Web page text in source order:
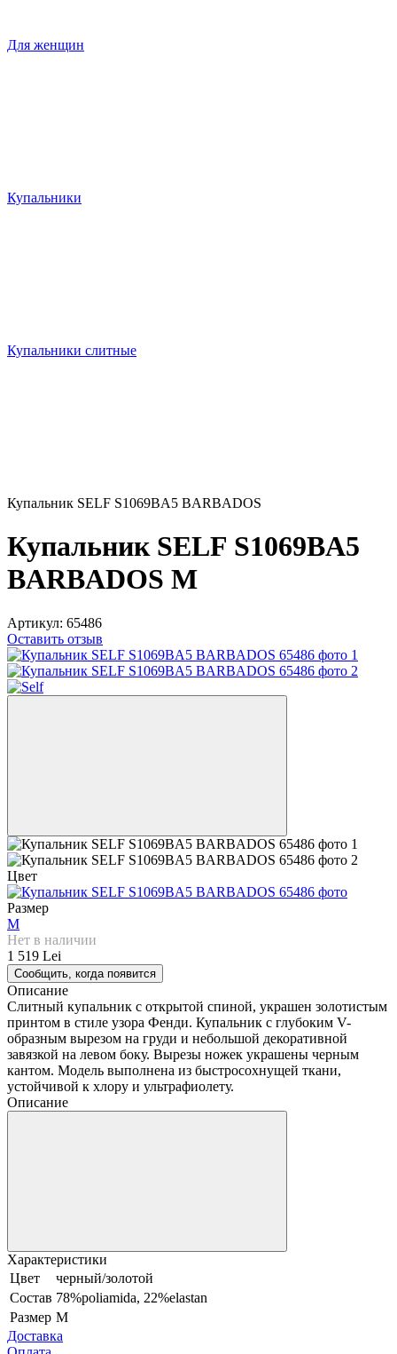
Для женщин
Купальники
Купальники слитные
Купальник SELF S1069BA5 BARBADOS
Купальник SELF S1069BA5
BARBADOS M
Артикул: 65486
Оставить отзыв
Цвет
Размер
M
Нет в наличии
1 519 Lei
Сообщить, когда появится
Описание
Слитный купальник с открытой спиной, украшен золотистым
принтом в стиле узора Фенди. Купальник с глубоким V-
образным вырезом на груди и небольшой декоративной
завязкой на левом боку. Вырезы ножек украшены черным
кантом. Модель выполнена из быстросохнущей ткани,
устойчивой к хлору и ультрафиолету.
Описание
Характеристики
Цвет
черный/золотой
Состав 78%poliamida, 22%elastan
Размер M
Доставка